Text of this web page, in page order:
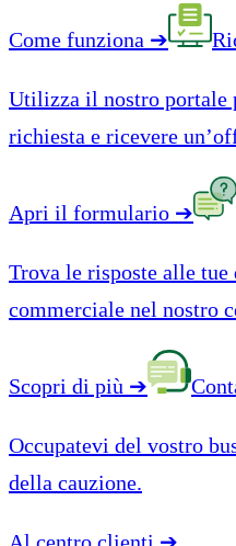
Come funziona ➔
Utilizza il nostro portale
richiesta e ricevere
Apri il formulario ➔
Trova le risposte alle tue
commerciale nel nostro
Scopri di più ➔
Occupatevi del vostro
della cauzione.